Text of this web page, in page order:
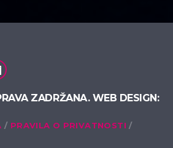
ZADRŽANA. WEB DESIGN:
PRAVILA O PRIVATNOSTI